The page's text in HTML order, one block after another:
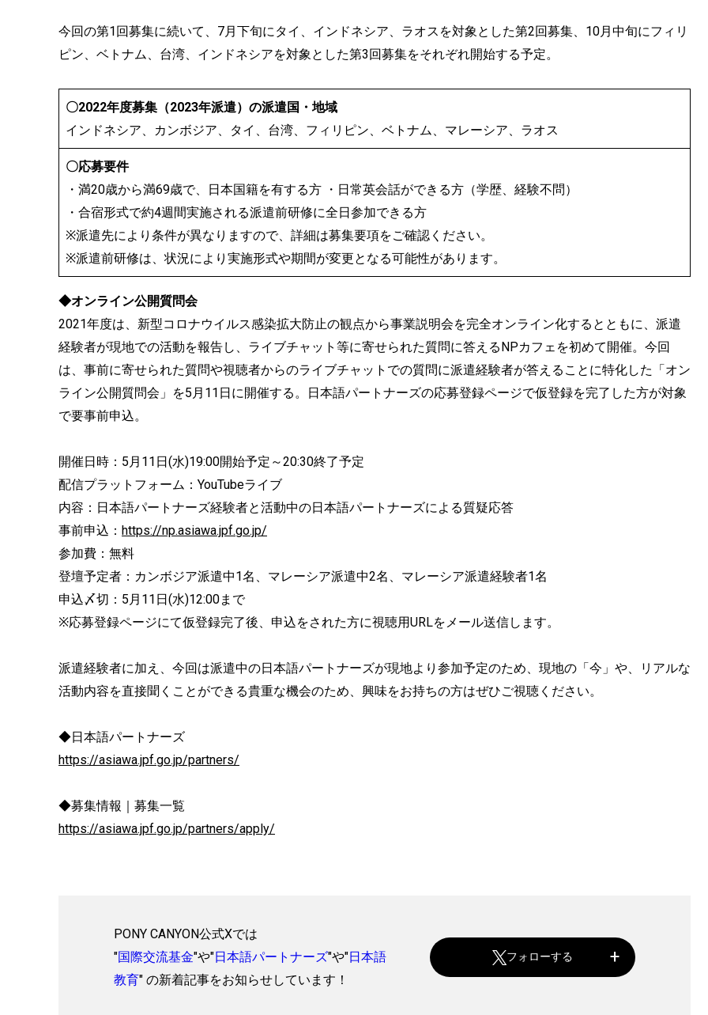
今回の第1回募集に続いて、7⽉下旬にタイ、インドネシア、ラオスを対象とした第2回募集、10⽉中旬にフィリ
ピン、ベトナム、台湾、インドネシアを対象とした第3回募集をそれぞれ開始する予定。
〇2022年度募集（2023年派遣）の派遣国・地域
インドネシア、カンボジア、タイ、台湾、フィリピン、ベトナム、マレーシア、ラオス
〇応募要件
・満20歳から満69歳で、⽇本国籍を有する⽅ ・⽇常英会話ができる⽅（学歴、経験不問）
・合宿形式で約4週間実施される派遣前研修に全日参加できる方
※派遣先により条件が異なりますので、詳細は募集要項をご確認ください。
※派遣前研修は、状況により実施形式や期間が変更となる可能性があります。
◆オンライン公開質問会
2021年度は、新型コロナウイルス感染拡⼤防⽌の観点から事業説明会を完全オンライン化するとともに、派遣
経験者が現地での活動を報告し、ライブチャット等に寄せられた質問に答えるNPカフェを初めて開催。今回
は、事前に寄せられた質問や視聴者からのライブチャットでの質問に派遣経験者が答えることに特化した「オン
ライン公開質問会」を5⽉11⽇に開催する。日本語パートナーズの応募登録ページで仮登録を完了した方が対象
で要事前申込。
開催日時：5月11日(水)19:00開始予定～20:30終了予定
配信プラットフォーム：YouTubeライブ
内容：日本語パートナーズ経験者と活動中の日本語パートナーズによる質疑応答
事前申込： https://np.asiawa.jpf.go.jp/
参加費：無料
登壇予定者：カンボジア派遣中1名、マレーシア派遣中2名、マレーシア派遣経験者1名
申込〆切：5月11日(水)12:00まで
※応募登録ページにて仮登録完了後、申込をされた⽅に視聴⽤URLをメール送信します。
派遣経験者に加え、今回は派遣中の⽇本語パートナーズが現地より参加予定のため、現地の「今」や、リアルな
活動内容を直接聞くことができる貴重な機会のため、興味をお持ちの方はぜひご視聴ください。
◆日本語パートナーズ
https://asiawa.jpf.go.jp/partners/
◆募集情報｜募集一覧
https://asiawa.jpf.go.jp/partners/apply/
PONY CANYON公式Xでは
"国際交流基⾦"や"日本語パートナーズ"や"⽇本語
教育" の新着記事をお知らせしています！
フォローする